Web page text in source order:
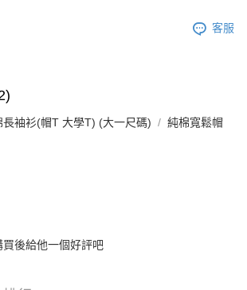
客服
長袖衫(帽T 大學T) (大一尺碼)
純棉寬鬆帽
後給他一個好評吧